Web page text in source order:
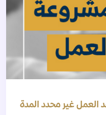
العمل غير محدد المدة